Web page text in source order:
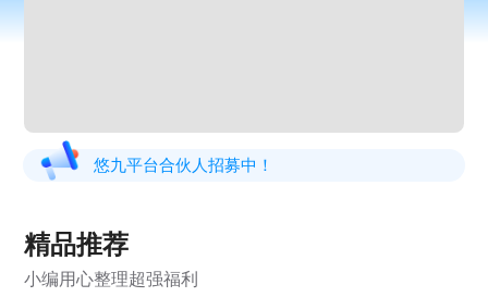
悠九平台合伙人招募中！
精品推荐
小编用心整理超强福利